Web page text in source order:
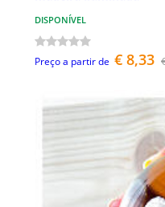
DISPONÍVEL
Preço a partir de € 8,33